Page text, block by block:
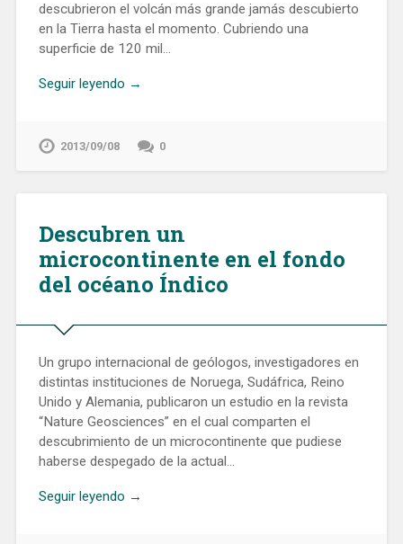
descubrieron el volcán más grande jamás descubierto
en la Tierra hasta el momento. Cubriendo una
superficie de 120 mil…
Seguir leyendo →
2013/09/08 0
Descubren un
microcontinente en el fondo
del océano Índico
Un grupo internacional de geólogos, investigadores en
distintas instituciones de Noruega, Sudáfrica, Reino
Unido y Alemania, publicaron un estudio en la revista
“Nature Geosciences” en el cual comparten el
descubrimiento de un microcontinente que pudiese
haberse despegado de la actual…
Seguir leyendo →